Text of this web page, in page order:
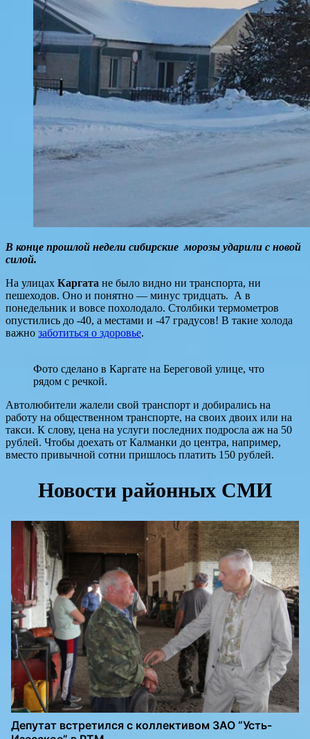
В конце прошлой недели сибирские морозы ударили с новой
силой.
На улицах Каргата не было видно ни транспорта, ни
пешеходов. Оно и понятно — минус тридцать. А в
понедельник и вовсе похолодало. Столбики термометров
опустились до -40, а местами и -47 градусов! В такие холода
важно заботиться о здоровье.
Фото сделано в Каргате на Береговой улице, что
рядом с речкой.
Автолюбители жалели свой транспорт и добирались на
работу на общественном транспорте, на своих двоих или на
такси. К слову, цена на услуги последних подросла аж на 50
рублей. Чтобы доехать от Калманки до центра, например,
вместо привычной сотни пришлось платить 150 рублей.